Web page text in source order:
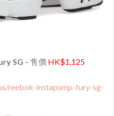
SG – 售價 HK$1,125
reebok-instapump-fury-sg-